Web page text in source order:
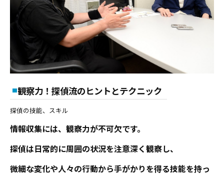
観察力！探偵流のヒントとテクニック
探偵の技能、スキル
情報収集には、観察力が不可欠です。
探偵は日常的に周囲の状況を注意深く観察し、
微細な変化や人々の行動から手がかりを得る技能を持っ